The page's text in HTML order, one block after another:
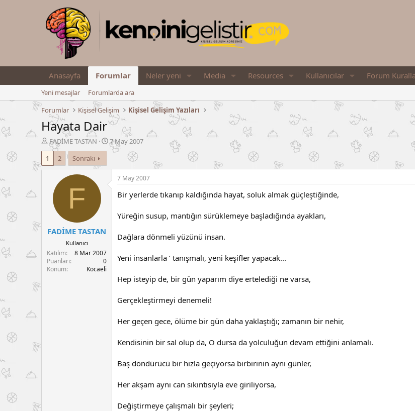
Anasayfa Forumlar Neler yeni Media Resources Kullanıcılar Forum
Yeni mesajlar
Forumlarda ara
Forumlar
Kişisel Gelişim Kişisel Gelişim Yazıları
Hayata Dair
K
o
u
a
a
n
FADİME TASTAN
B
a
n
7 May 2007
1
2 Sonraki
F
FADİME TASTAN
Kullanıcı
Katılım
8 Mar 2007
Puanları
0
Konum
Kocaeli
7 May 2007
Bir yerlerde tıkanıp kaldığında hayat, soluk almak güçleştiğinde,
Yüreğin susup, mantığın sürüklemeye başladığında ayakları,
Dağlara dönmeli yüzünü insan.
Yeni insanlarla ’ tanışmalı, yeni keşifler yapacak...
Hep isteyip de, bir gün yaparım diye ertelediği ne varsa,
Gerçekleştirmeyi denemeli!
Her geçen gece, ölüme bir gün daha yaklaştığı; zamanın bir nehir,
Kendisinin bir sal olup da, O dursa da yolculuğun devam ettiğini anlamalı.
Baş döndürücü bir hızla geçiyorsa birbirinin aynı günler,
Her akşam aynı can sıkıntısıyla eve giriliyorsa,
Değiştirmeye çalışmalı bir şeyleri;